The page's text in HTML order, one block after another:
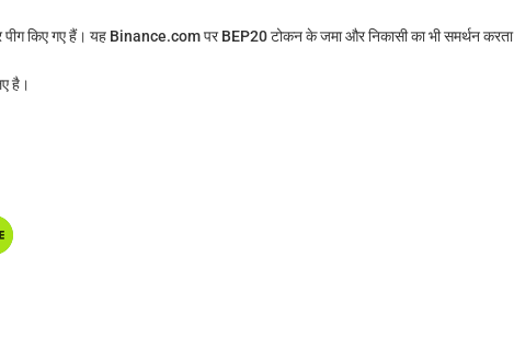
किए गए हैं। यह Binance.com पर BEP20 टोकन के जमा और निकासी का भी समर्थन करता
है।